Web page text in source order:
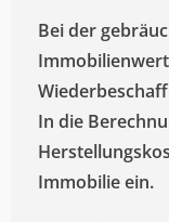
Bei der
In die
Immobilie ein.